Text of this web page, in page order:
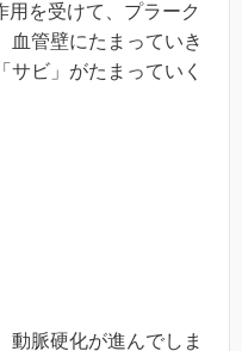
を受けて、プラーク
血管壁にたまっていき
サビ」がたまっていく
動脈硬化が進んでしま